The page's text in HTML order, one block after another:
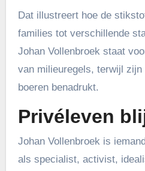
Dat illustreert hoe de
families tot verschillende
Johan Vollenbroek staat
van milieuregels, terwijl zijn
boeren benadrukt.
Privéleven
Johan Vollenbroek is
als specialist, activist,